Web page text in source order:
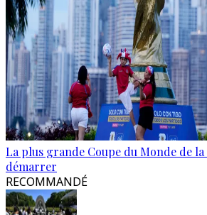
La plus grande Coupe du Monde de la
démarrer
RECOMMANDÉ